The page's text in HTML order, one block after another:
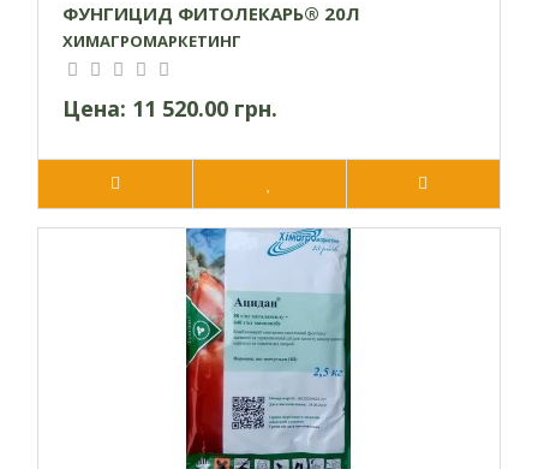
ФУНГИЦИД ФИТОЛЕКАРЬ® 20Л
ХИМАГРОМАРКЕТИНГ
Цена: 11 520.00 грн.